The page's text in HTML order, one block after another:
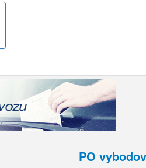
PO